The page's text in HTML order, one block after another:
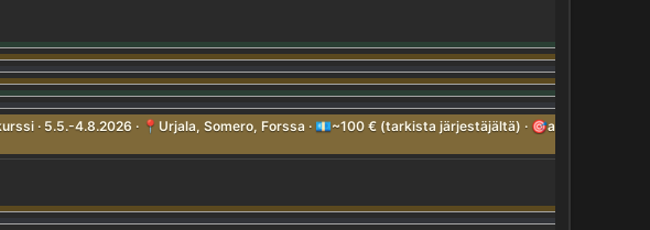
· 5.5.-4.8.2026 · 📍Urjala, Somero, Forssa · 💶~100 € (tarkista järjestäjältä) · 🎯aloittelija,